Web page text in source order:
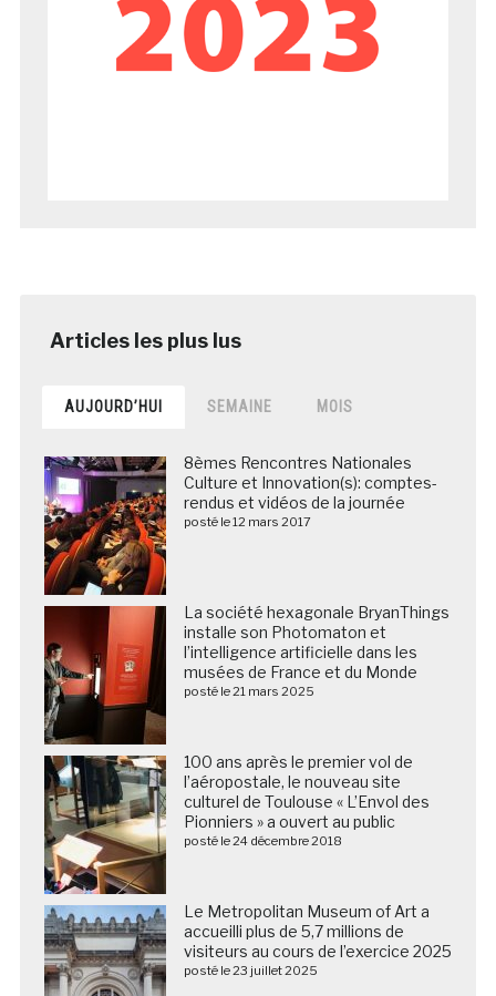
AUJOURD’HUI SEMAINE MOIS
8èmes Rencontres Nationales
Culture et Innovation(s): comptes-
rendus et vidéos de la journée
posté le 12 mars 2017
La société hexagonale BryanThings
installe son Photomaton et
l’intelligence artificielle dans les
musées de France et du Monde
posté le 21 mars 2025
100 ans après le premier vol de
l’aéropostale, le nouveau site
culturel de Toulouse « L’Envol des
Pionniers » a ouvert au public
posté le 24 décembre 2018
Le Metropolitan Museum of Art a
accueilli plus de 5,7 millions de
visiteurs au cours de l’exercice 2025
posté le 23 juillet 2025